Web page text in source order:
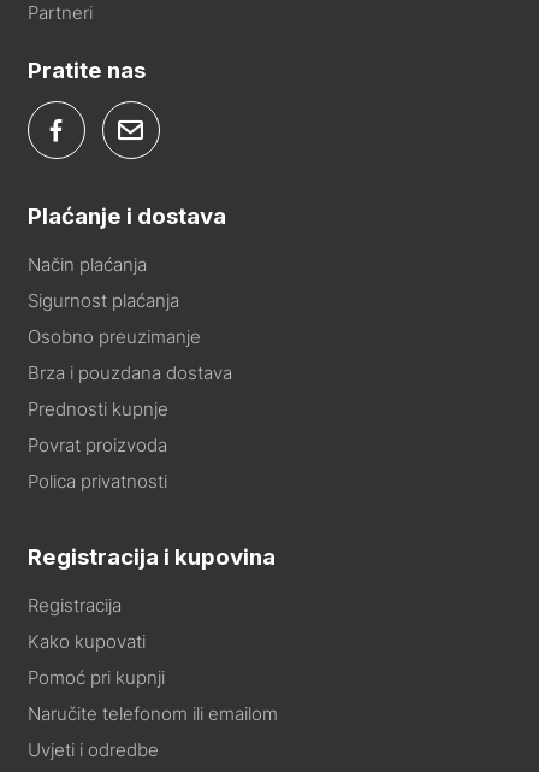
Partneri
Pratite nas
Plaćanje i dostava
Način plaćanja
Sigurnost plaćanja
Osobno preuzimanje
Brza i pouzdana dostava
Prednosti kupnje
Povrat proizvoda
Polica privatnosti
Registracija i kupovina
Registracija
Kako kupovati
Pomoć pri kupnji
Naručite telefonom ili emailom
Uvjeti i odredbe